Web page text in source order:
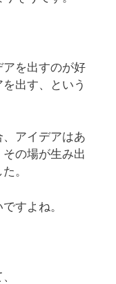
を出すのが好
出す、という
アイデアはあ
の場が生み出
。
すよね。